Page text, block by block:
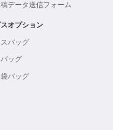
データ送信フォーム
オプション
バッグ
ッグ
バッグ